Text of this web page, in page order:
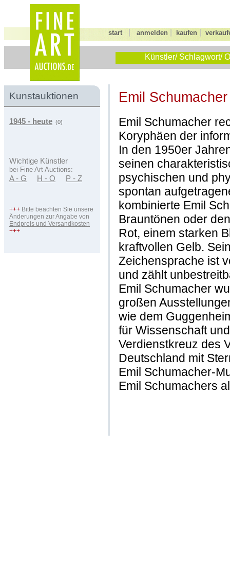
start anmelden kaufen
Künstler/ Schlagwort/
Kunstauktionen
1945 - heute (0)
Wichtige Künstler
bei Fine Art Auctions:
A - G H - O P - Z
+++ Bitte beachten Sie unsere
Änderungen zur Angabe von
Endpreis und Versandkosten
+++
Emil
Emil Schumacher
Koryphäen der
In den 1950er
seinen
psychischen und
spontan
kombinierte Emil
Brauntönen oder
Rot, einem starken
kraftvollen Gelb.
Zeichensprache ist
und zählt
Emil Schumacher
großen
wie dem
für Wissenschaft
Verdienstkreuz des
Deutschland mit
Emil Schumacher-
Emil Schumachers